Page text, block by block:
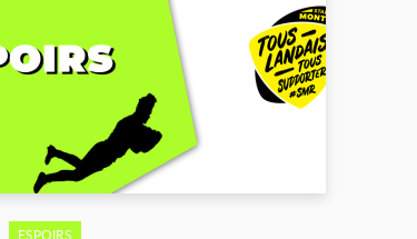
ESPOIRS